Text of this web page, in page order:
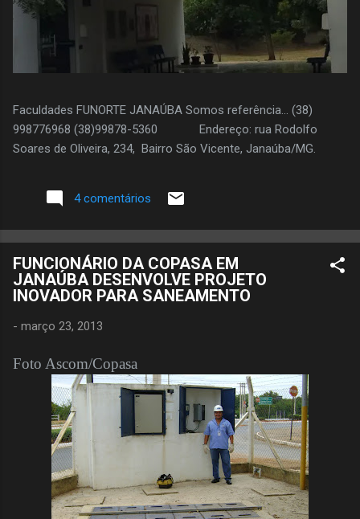
Faculdades FUNORTE JANAÚBA Somos referência... (38)
998776968 (38)99878-5360 Endereço: rua Rodolfo
Soares de Oliveira, 234, Bairro São Vicente, Janaúba/MG.
4 comentários
FUNCIONÁRIO DA COPASA EM
JANAÚBA DESENVOLVE PROJETO
INOVADOR PARA SANEAMENTO
- março 23, 2013
Foto Ascom/Copasa